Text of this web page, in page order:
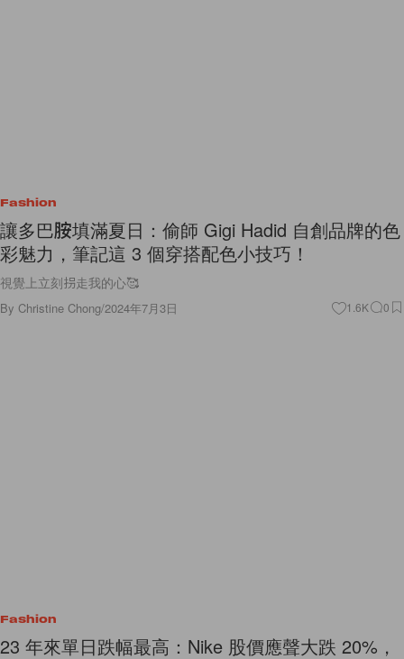
Fashion
讓多巴胺填滿夏日：偷師 Gigi Hadid 自創品牌的色
彩魅力，筆記這 3 個穿搭配色小技巧！
視覺上立刻拐走我的心🥰
By Christine Chong/2024年7月3日 1.6K 0
Fashion
23 年來單日跌幅最高：Nike 股價應聲大跌 20%，